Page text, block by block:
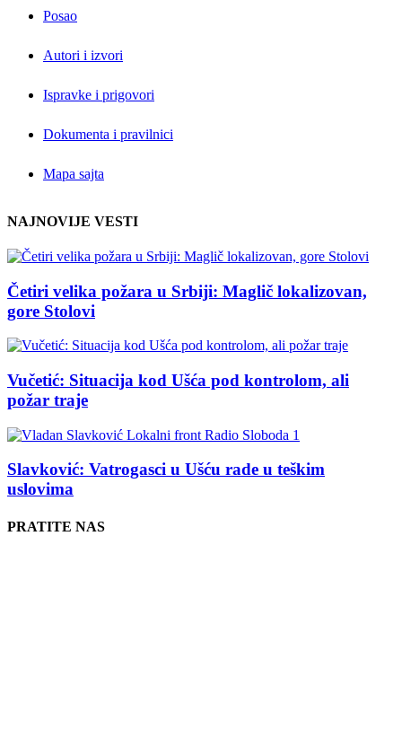
Posao
Autori i izvori
Ispravke i prigovori
Dokumenta i pravilnici
Mapa sajta
NAJNOVIJE VESTI
Četiri velika požara u Srbiji: Maglič lokalizovan,
gore Stolovi
Vučetić: Situacija kod Ušća pod kontrolom, ali
požar traje
Slavković: Vatrogasci u Ušću rade u teškim
uslovima
PRATITE NAS